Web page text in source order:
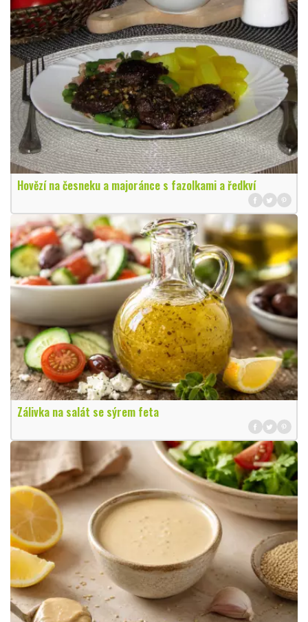
Hovězí na česneku a majoránce s fazolkami a ředkví
Zálivka na salát se sýrem feta